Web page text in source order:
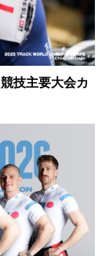
技主要大会カ